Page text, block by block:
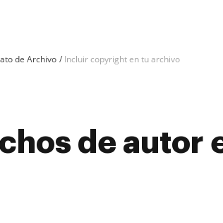
de Archivo Incluir copyright en tu archivo
de autor